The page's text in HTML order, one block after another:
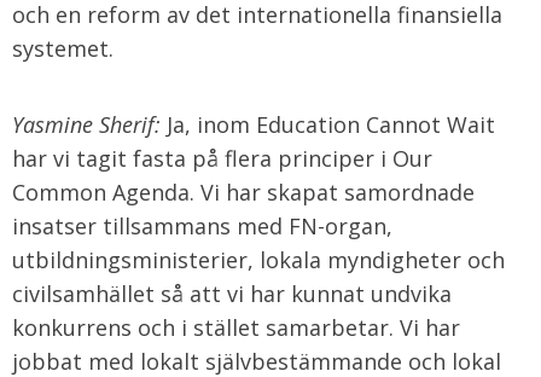
och en reform av det internationella finansiella
systemet.
Yasmine Sherif: Ja, inom Education Cannot Wait
har vi tagit fasta på flera principer i Our
Common Agenda. Vi har skapat samordnade
insatser tillsammans med FN-organ,
utbildningsministerier, lokala myndigheter och
civilsamhället så att vi har kunnat undvika
konkurrens och i stället samarbetar. Vi har
jobbat med lokalt självbestämmande och lokal